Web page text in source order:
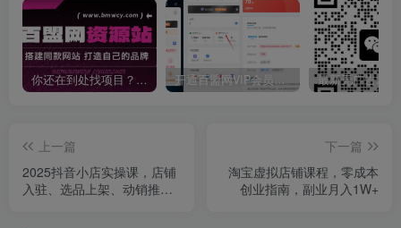
你还在到处找项目？还在当韭菜？我靠卖项目一个月收入5万+，曾经我也是个失败者。 开通百盟网VIP会员，尊享全站资源免费下载，享70%的推广提成！！【限时五折优惠】
上一篇
2025抖音小店实操课，店铺
入驻、选品上架、动销推
下一篇
淘宝虚拟店铺课程，零成本
创业指南，副业月入1W+